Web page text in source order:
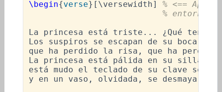
\begin{verse}[ \versewidth] % <==
% entorno,
La princesa está triste... ¿Qué tendrá
Los suspiros se escapan de su boca de
que ha perdido la risa, que ha
La princesa está pálida en su silla de
está mudo el teclado de su clave
y en un vaso, olvidada, se desmaya